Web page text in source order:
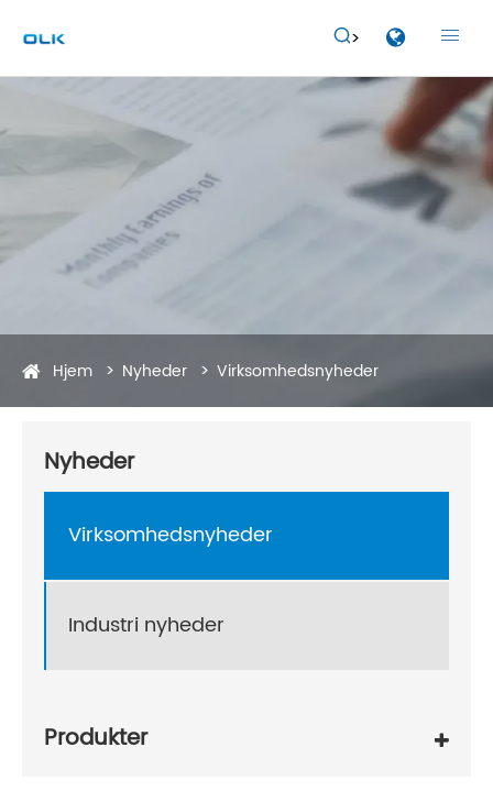
 
Hjem Nyheder Virksomhedsnyheder
Nyheder
Virksomhedsnyheder
Industri nyheder
Produkter